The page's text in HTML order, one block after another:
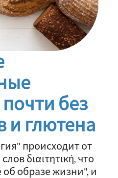
без
и глютена
происходит от
διαιτητική, что
об образе жизни", и